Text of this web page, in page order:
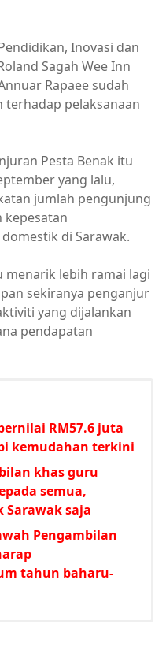
Inovasi dan
Sagah Wee Inn
Rapaee sudah
pelaksanaan
Pesta Benak itu
yang lalu,
jumlah pengunjung
kepesatan
di Sarawak.
lebih ramai lagi
sekiranya penganjur
yang dijalankan
pendapatan
RM57.6 juta
kemudahan terkini
khas guru
semua,
saja
Pengambilan
tahun baharu-